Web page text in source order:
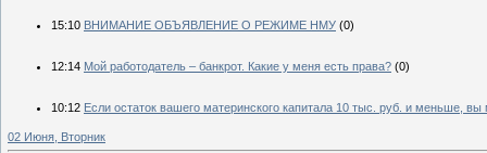
15:10 ВНИМАНИЕ ОБЪЯВЛЕНИЕ О РЕЖИМЕ НМУ (0)
12:14 Мой работодатель – банкрот. Какие у меня есть права? (0)
10:12 Если остаток вашего материнского капитала 10 тыс. руб. и меньше,
02 Июня, Вторник